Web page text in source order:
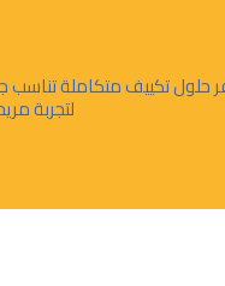
حلول تكييف متكاملة تناسب
لتجربة